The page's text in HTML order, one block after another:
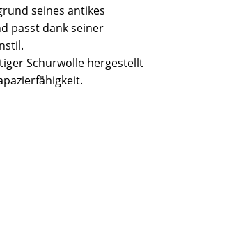
seines antikes
passt dank seiner
Schurwolle hergestellt